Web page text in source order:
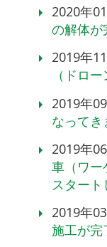
2020年
の解体が
2019年
（ドロー
2019年
なってき
2019年
車（ワー
スタート
2019年
施工が完